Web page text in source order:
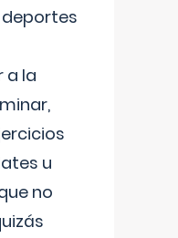
a la
u
no